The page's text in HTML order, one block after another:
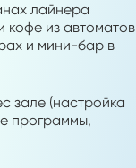
лайнера
кофе из автоматов
и мини-бар в
зале (настройка
программы,